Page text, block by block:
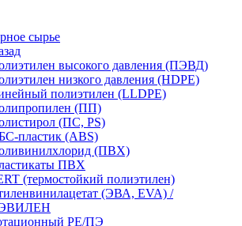
сырье
высокого давления (ПЭВД)
низкого давления (HDPE)
полиэтилен (LLDPE)
(ПП)
(ПС, PS)
пластик (ABS)
(ПВХ)
ПВХ
(термостойкий полиэтилен)
(ЭВА, EVA) /
PE/ПЭ